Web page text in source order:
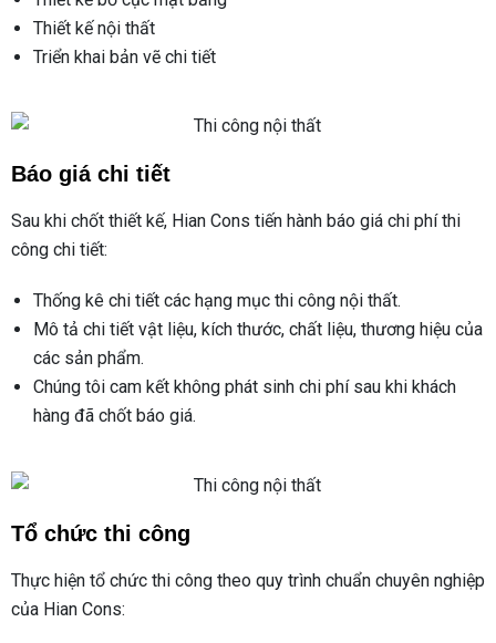
Thiết kế nội thất
Triển khai bản vẽ chi tiết
Báo giá chi tiết
Sau khi chốt thiết kế, Hian Cons tiến hành báo giá chi phí thi
công chi tiết:
Thống kê chi tiết các hạng mục thi công nội thất.
Mô tả chi tiết vật liệu, kích thước, chất liệu, thương hiệu của
các sản phẩm.
Chúng tôi cam kết không phát sinh chi phí sau khi khách
hàng đã chốt báo giá.
Tổ chức thi công
Thực hiện tổ chức thi công theo quy trình chuẩn chuyên nghiệp
của Hian Cons: